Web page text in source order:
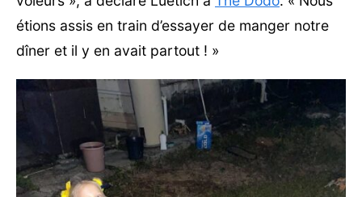
étions assis en train d’essayer de manger notre
dîner et il y en avait partout ! »